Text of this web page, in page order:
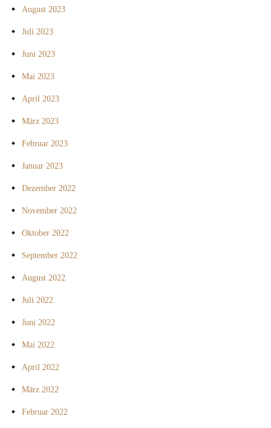
August 2023
Juli 2023
Juni 2023
Mai 2023
April 2023
März 2023
Februar 2023
Januar 2023
Dezember 2022
November 2022
Oktober 2022
September 2022
August 2022
Juli 2022
Juni 2022
Mai 2022
April 2022
März 2022
Februar 2022